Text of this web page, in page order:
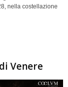
nella costellazione
Venere